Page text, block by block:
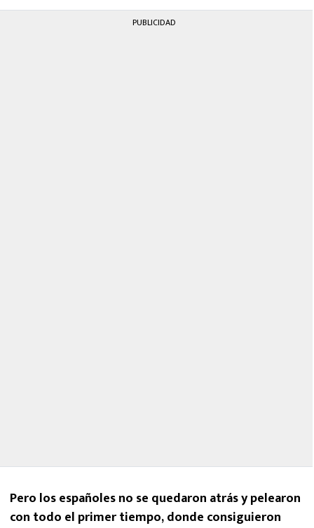
PUBLICIDAD
Pero los españoles no se quedaron atrás y pelearon
con todo el primer tiempo, donde consiguieron